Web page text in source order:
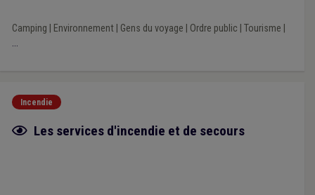
Camping Environnement| Gens du voyage Ordre public Tourisme
...
Incendie
Fiche focus
Les services d'incendie et de secours